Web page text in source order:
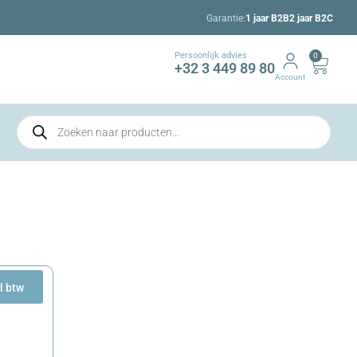
Garantie:1 jaar B2B2 jaar B2C
Persoonlijk advies
+32 3 449 89 80
Account
0
btw